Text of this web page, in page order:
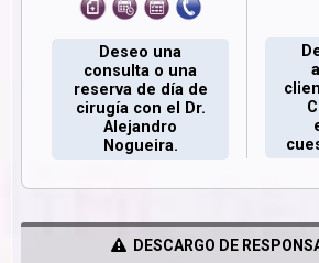
Deseo una
consulta o una
reserva de día de
cirugía con el Dr.
Alejandro
Nogueira.
DESCARGO DE